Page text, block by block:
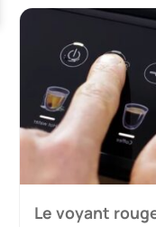
Le voyant